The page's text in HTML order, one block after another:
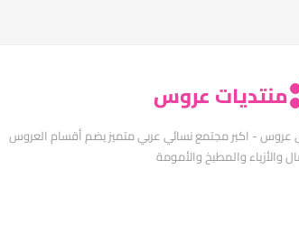
منتديات عروس
عروس - اكبر مجتمع نسائي عربي متميز يضم أقسام العروس
والأزياء والمطبخ والأمومة